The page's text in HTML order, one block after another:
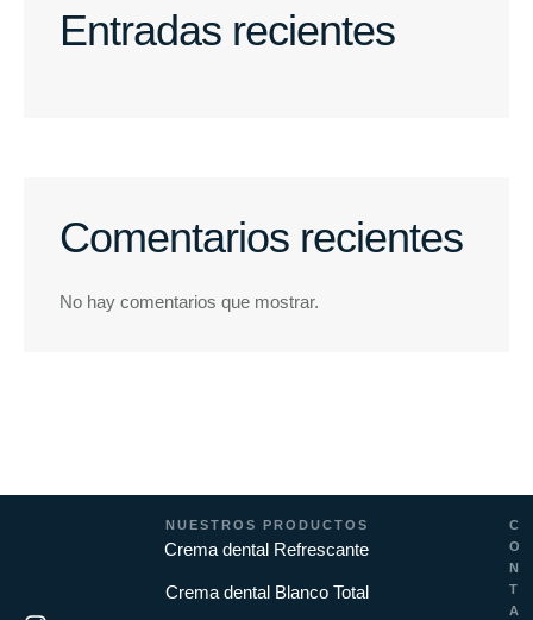
Entradas recientes
Comentarios recientes
No hay comentarios que mostrar.
NUESTROS PRODUCTOS
Crema dental Refrescante
Crema dental Blanco Total
C
O
N
T
A